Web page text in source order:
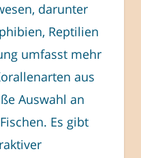
darunter
Reptilien
umfasst mehr
aus
Auswahl an
Es gibt